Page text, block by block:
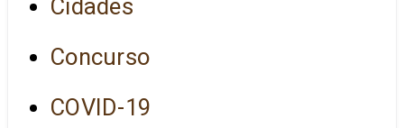
Cidades
Concurso
COVID-19